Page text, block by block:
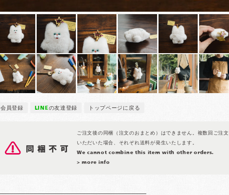
会員登録 LINEの友達登録 トップページに戻る
ご注文後の同梱（注文のおまとめ）はできません。複数回ご注文
いただいた場合、それぞれ送料が発生いたします。
We cannot combine this item with other orders.
> more info